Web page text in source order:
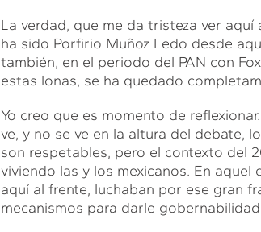
La verdad, que me da tristeza ver
ha sido Porfirio Muñoz Ledo desde
también, en el periodo del PAN con
estas lonas, se ha quedado
Yo creo que es momento de
ve, y no se ve en la altura del debate,
son respetables, pero el contexto del
viviendo las y los mexicanos. En
aquí al frente, luchaban por ese gran
mecanismos para darle